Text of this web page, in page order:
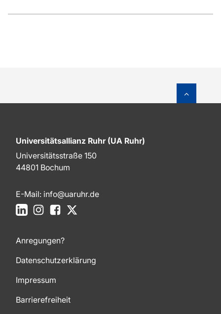
Universitätsallianz Ruhr (UA Ruhr)
Universitätsstraße 150
44801 Bochum
E-Mail: info@uaruhr.de
LinkedInInstagramFacebook
Anregungen?
Datenschutzerklärung
Impressum
Barrierefreiheit